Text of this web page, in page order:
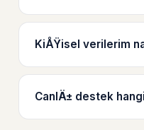
KiÅŸisel verilerim
CanlÄ± destek